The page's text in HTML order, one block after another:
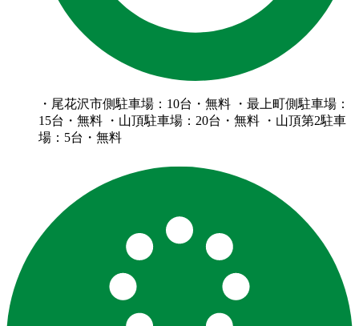
・尾花沢市側駐車場：10台・無料 ・最上町側駐車場：
15台・無料 ・山頂駐車場：20台・無料 ・山頂第2駐車
場：5台・無料